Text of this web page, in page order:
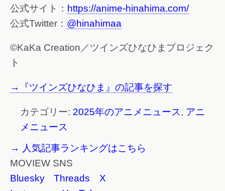
公式サイト： https://anime-hinahima.com/
公式Twitter： @hinahimaa
©KaKa Creation／ツインズひなひまプロジェク
ト
→『ツインズひなひま』の記事を探す
カテゴリー: 2025年のアニメニュース, アニ
メニュース
→ 人気記事ランキングはこちら
MOVIEW SNS
Bluesky
Threads
X